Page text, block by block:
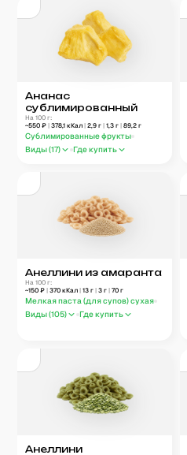
Ананас
сублимированный
На 100 г:
~550 ₽| 378,1 кКал| 2,9 г| 1,3 г| 89,2 г
Сублимированные фрукты
Виды (17) Где купить
Анеллини из амаранта
На 100 г:
~150 ₽| 370 кКал| 13 г| 3 г| 70 г
Мелкая паста (для супов) сухая
Виды (105) Где купить
Анеллини